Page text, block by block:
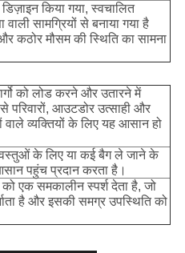
किया गया, स्वचालित
वाली सामग्रियों से बनाया गया है
कठोर मौसम की स्थिति का सामना
को लोड करने और उतारने में
परिवारों, आउटडोर उत्साही और
वाले व्यक्तियों के लिए यह आसान हो
के लिए या कई बैग ले जाने के
पहुंच प्रदान करता है।
एक समकालीन स्पर्श देता है, जो
है और इसकी समग्र उपस्थिति को